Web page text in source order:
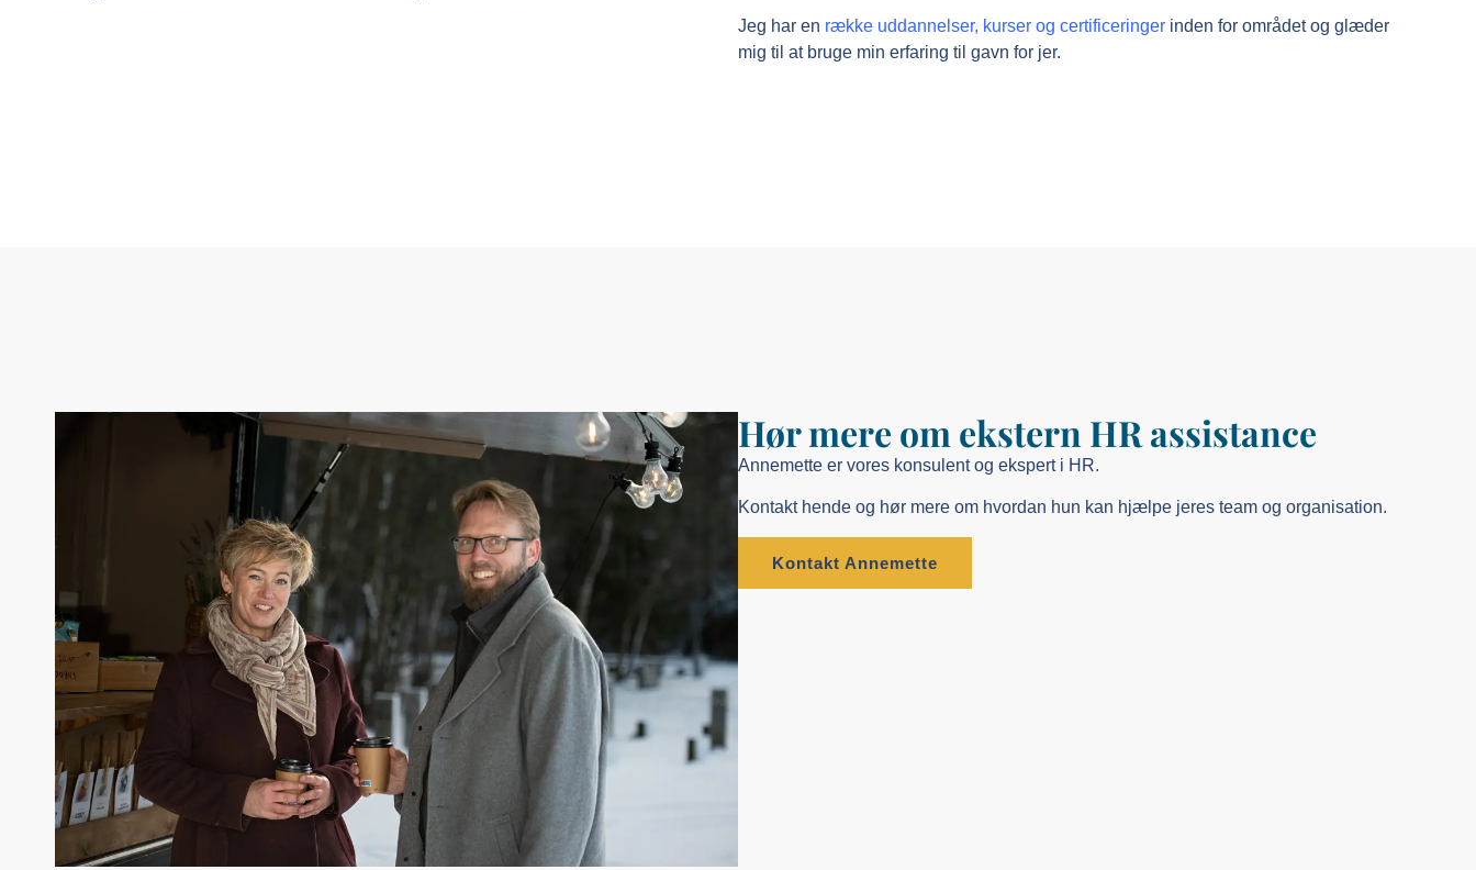
Jeg har en række uddannelser, kurser og certificeringer inden for området og glæder
mig til at bruge min erfaring til gavn for jer.
Hør mere om ekstern HR assistance
Annemette er vores konsulent og ekspert i HR.
Kontakt hende og hør mere om hvordan hun kan hjælpe jeres team og organisation.
Kontakt Annemette